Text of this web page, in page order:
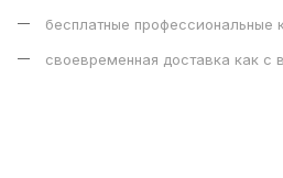
бесплатные профессиональные
своевременная доставка как с